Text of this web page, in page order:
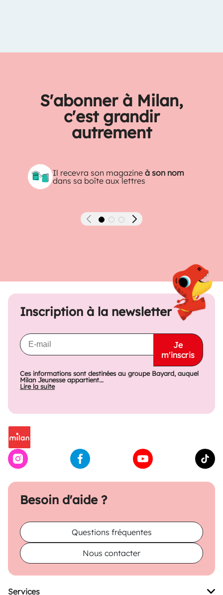
S'abonner à Milan,
c'est grandir
autrement
Il recevra son magazineà son nom
dans sa boîte aux lettres
Précédent Suivant
Besoin d'aide ?
Questions fréquentes
Nous contacter
Inscription à la newsletter
Je
m'inscris
Ces informations sont destinées au groupe Bayard, auquel
Milan Jeunesse appartient...
Lire la suite
Services